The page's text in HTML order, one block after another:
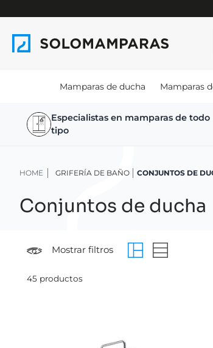
Mamparas de ducha Mamparas
Especialistas en mamparas de todo
tipo
HOME GRIFERÍA DE BAÑO CONJUNTOS DE
Conjuntos de ducha
Mostrar filtros
45 productos